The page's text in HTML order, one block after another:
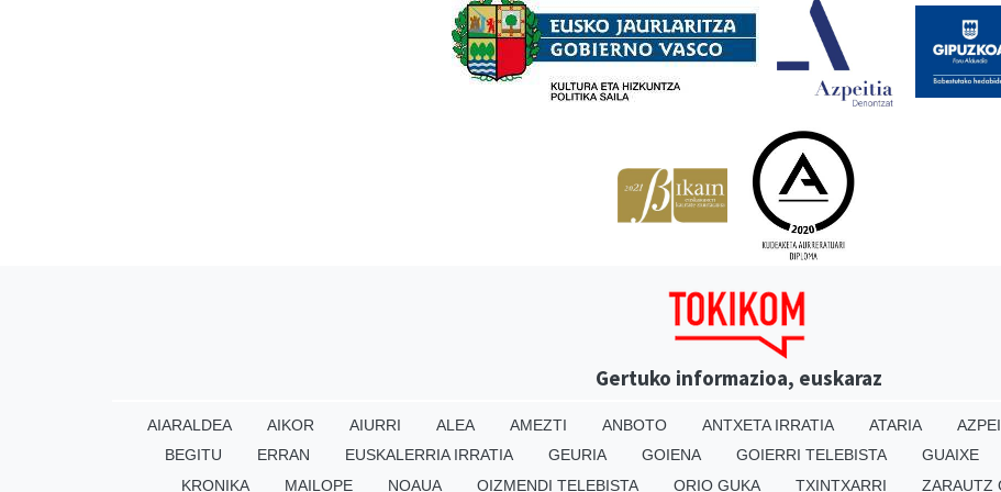
Gertuko informazioa, euskaraz
AIARALDEA AIKOR AIURRI ALEA AMEZTI ANBOTO ANTXETA IRRATIA ATARIA
BEGITU
ERRAN EUSKALERRIA IRRATIA GEURIA GOIENA GOIERRI TELEBISTA GUAIXE
KRONIKA
MAILOPE NOAUA OIZMENDI TELEBISTA ORIO GUKA TXINTXARRI ZARAUTZ